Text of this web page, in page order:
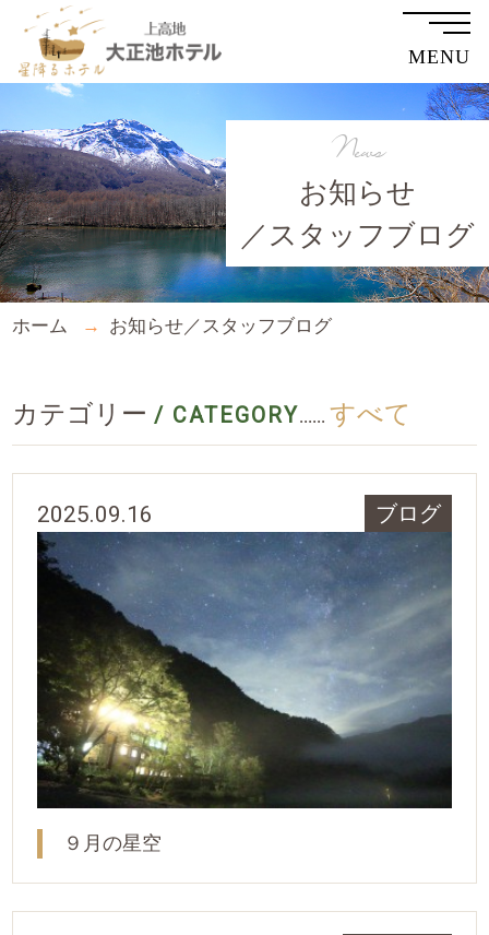
MENU
お知らせ
／スタッフブログ
News
ホーム お知らせ／スタッフブログ
カテゴリー / CATEGORY...... すべて
2025.09.16 ブログ
９月の星空